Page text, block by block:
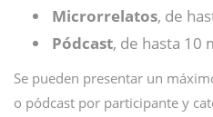
Microrrelatos, de
Pódcast, de hasta 10
Se pueden presentar un
o pódcast por participante y